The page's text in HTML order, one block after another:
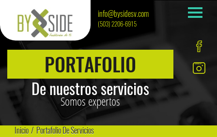
info@bysidesv.com
(503) 2206-6915
PORTAFOLIO
De nuestros servicios
Somos expertos
Inicio / Portafolio De Servicios